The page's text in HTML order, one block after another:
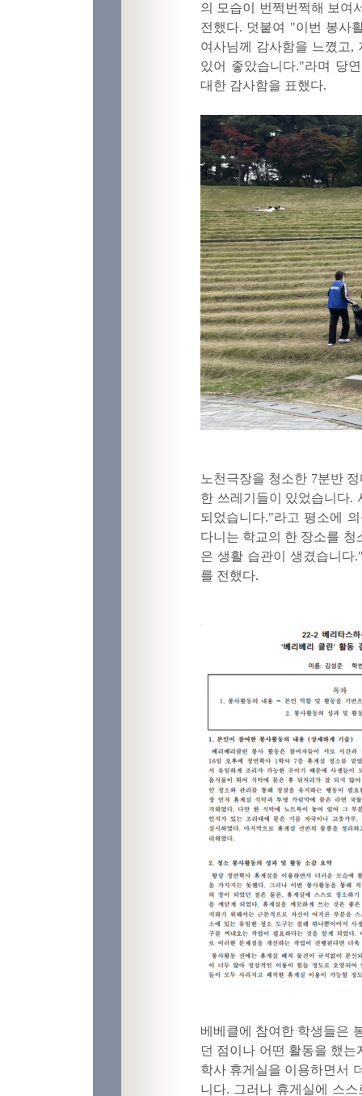
의 모습이 번쩍번쩍해 보여
전했다. 덧붙여 "이번 봉사
여사님께 감사함을 느꼈고
있어 좋았습니다."라며 당
대한 감사함을 표했다.
노천극장을 청소한 7분반
한 쓰레기들이 있었습니다.
되었습니다."라고 평소에
다니는 학교의 한 장소를
은 생활 습관이 생겼습니다
를 전했다.
베베클에 참여한 학생들은
던 점이나 어떤 활동을 했
학사 휴게실을 이용하면서
니다. 그러나 휴게실에 스